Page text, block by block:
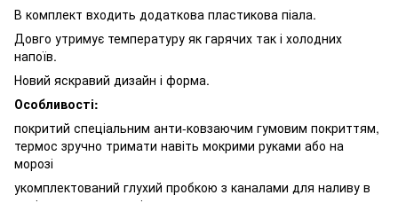
В комплект входить додаткова пластикова піала.
Довго утримує температуру як гарячих так і холодних
напоїв.
Новий яскравий дизайн і форма.
Особливості:
покритий спеціальним анти-ковзаючим гумовим покриттям,
термос зручно тримати навіть мокрими руками або на
морозі
укомплектований глухий пробкою з каналами для наливу в